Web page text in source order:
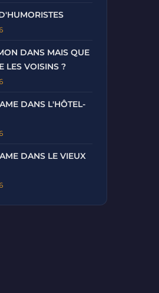
DANS MAIS QUE
LES VOISINS ?
DANS L'HÔTEL-
DANS LE VIEUX